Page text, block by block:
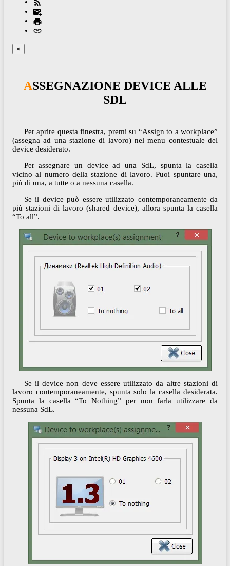
×
ASSEGNAZIONE DEVICE ALLE
SDL
Per aprire questa finestra, premi su “Assign to a workplace”
(assegna ad una stazione di lavoro) nel menu contestuale del
device desiderato.
Per assegnare un device ad una SdL, spunta la casella
vicino al numero della stazione di lavoro. Puoi spuntare una,
più di una, a tutte o a nessuna casella.
Se il device può essere utilizzato contemporaneamente da
più stazioni di lavoro (shared device), allora spunta la casella
“To all”.
Se il device non deve essere utilizzato da altre stazioni di
lavoro contemporaneamente, spunta solo la casella desiderata.
Spunta la casella “To Nothing” per non farla utilizzare da
nessuna SdL.